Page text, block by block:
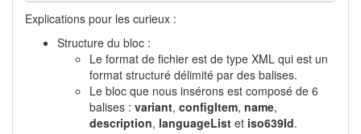
Explications pour les curieux :
Structure du bloc :
Le format de fichier est de type XML qui est un
format structuré délimité par des balises.
Le bloc que nous insérons est composé de 6
balises : variant, configItem, name,
description, languageList et iso639Id.